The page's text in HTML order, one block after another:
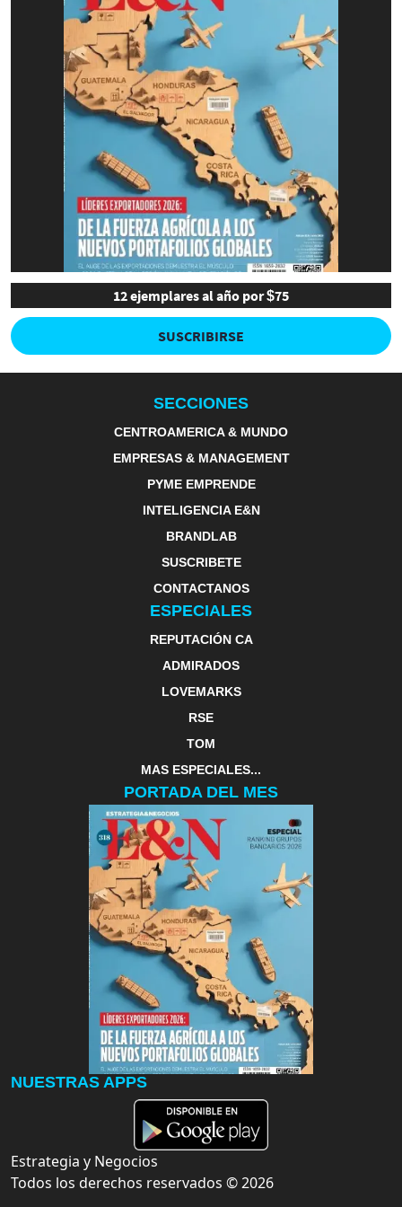
12 ejemplares al año por $75
SUSCRIBIRSE
SECCIONES
CENTROAMERICA & MUNDO
EMPRESAS & MANAGEMENT
PYME EMPRENDE
INTELIGENCIA E&N
BRANDLAB
SUSCRIBETE
CONTACTANOS
ESPECIALES
REPUTACIÓN CA
ADMIRADOS
LOVEMARKS
RSE
TOM
MAS ESPECIALES...
PORTADA DEL MES
NUESTRAS APPS
Estrategia y Negocios
Todos los derechos reservados ©2026